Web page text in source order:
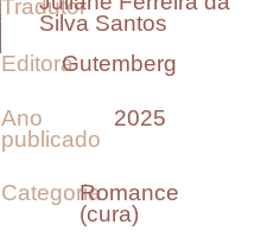
Tradutor
Silva Santos
EditoraGutemberg
Ano
publicado
2025
CategoriaRomance
(cura)